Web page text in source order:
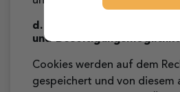
d. Dauer der Speicherung,
und
Cookies werden auf dem
gespeichert und von diesem